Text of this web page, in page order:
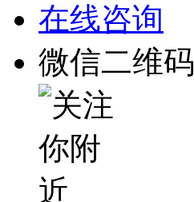
在线咨询
微信二维码